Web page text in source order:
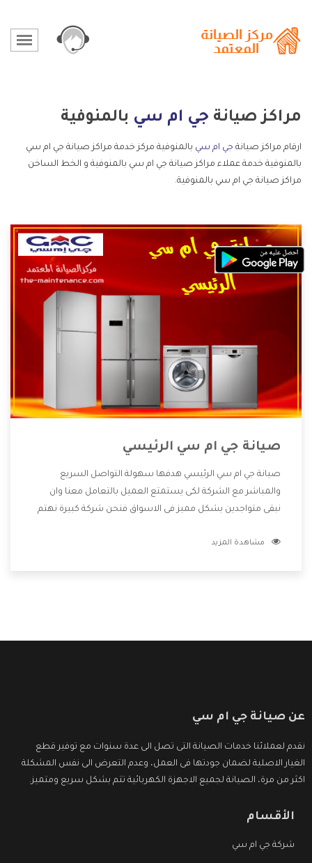
مراكز صيانة جي ام سي بالمنوفية
ارقام مراكز صيانة جي ام سي بالمنوفية مركز خدمة مراكز صيانة جي ام سي
بالمنوفية خدمة عملاء مراكز صيانة جي ام سي بالمنوفية و الخط الساخن
مراكز صيانة جي ام سي بالمنوفية.
صيانة جي ام سي الرئيسي
صيانة جي ام سي الرئيسي هدفها سهولة التواصل السريع
والمباشر مع الشركة لكى يستمتع العميل بالتعامل معنا وان
نبقى متواجدين بشكل مميز فى الاسواق فنحن شركة كبيرة نهتم
الشركة بها والتى تكون منها خدمة الصيانة التى تكون من أهم
مشاهدة المزيد
عن صيانة جي ام سي
نقدم لعملائنا خدمات الصيانة التى تصل الى عدة سنوات مع توفير قطع
الغيار الاصلية لضمان جودتها فى العمل، وعدم التعرض الى نفس المشكلة
اكثر من مرة، الصيانة لجميع الاجهزة الكهربائية تتم بشكل سريع ومتميز.
الأقسام
شركة جي ام سي